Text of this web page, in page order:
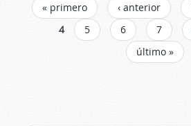
PÁGINAS
« primero ‹ anterior
4
5 6 7
último »